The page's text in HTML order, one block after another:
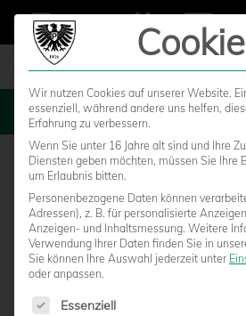
MENU
Wir nutzen Cookies auf unserer Website.
essenziell, während andere uns helfen,
Erfahrung zu verbessern.
Wenn Sie unter 16 Jahre alt sind und Ihre
Diensten geben möchten, müssen Sie Ihre
um Erlaubnis bitten.
Personenbezogene Daten können
Adressen), z. B. für personalisierte
Anzeigen- und Inhaltsmessung. Weitere
Verwendung Ihrer Daten finden Sie in
Sie können Ihre Auswahl jederzeit unter
oder anpassen.
Es folgt eine Liste der Service-
Essenziell